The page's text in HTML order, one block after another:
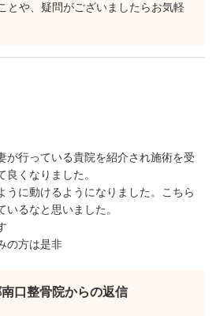
とや、疑問がございましたらお気軽
が行っている貴院を紹介され施術を受
くなりました。
うに動けるようになりました。こちら
るなと思いました。
の方は是非
口整骨院からの返信